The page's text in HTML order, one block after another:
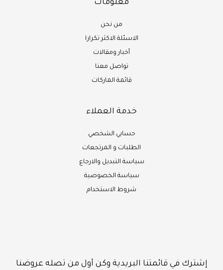
معلومات
من نحن
الاسئلة الاكثر تكرارا
أخبار ومقالات
تواصل معنا
قائمة الماركات
خدمة العملاء
حسابي الشخصي
الطلبات و المرتجعات
سياسة التبديل والارجاع
سياسة الخصوصية
شروط الاستخدام
إشترك في قائمتنا البريدية وكن أول من تصله عروضنا